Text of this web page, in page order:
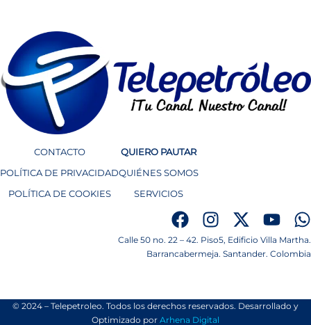
CONTACTO
POLÍTICA DE PRIVACIDAD
POLÍTICA DE COOKIES
QUIERO PAUTAR
QUIÉNES SOMOS
SERVICIOS
Calle 50 no. 22 – 42. Piso5, Edificio Villa Martha.
Barrancabermeja. Santander. Colombia
© 2024 – Telepetroleo. Todos los derechos reservados. Desarrollado y
Optimizado por Arhena Digital